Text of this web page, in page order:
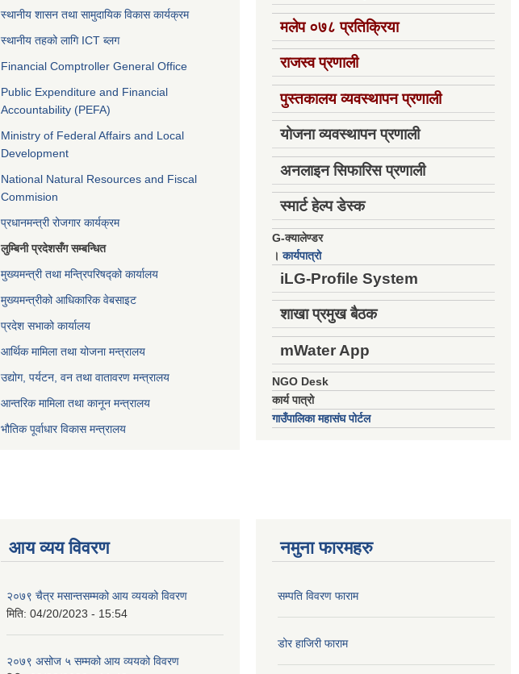
स्थानीय शासन तथा सामुदायिक विकास कार्यक्रम
स्थानीय तहको लागि ICT ब्लग
Financial Comptroller General Office
Public Expenditure and Financial
Accountability (PEFA)
Ministry of Federal Affairs and Local
Development
National Natural Resources and Fiscal
Commision
प्रधानमन्त्री रोजगार कार्यक्रम
लुम्बिनी प्रदेशसँग सम्बन्धित
मुख्यमन्त्री तथा मन्त्रिपरिषद्को कार्यालय
मुख्यमन्त्रीको आधिकारिक वेबसाइट
प्रदेश सभाको कार्यालय
आर्थिक मामिला तथा योजना मन्त्रालय
उद्योग, पर्यटन, वन तथा वातावरण मन्त्रालय
आन्तरिक मामिला तथा कानून मन्त्रालय
भौतिक पूर्वाधार विकास मन्त्रालय
मलेप ०७८ प्रतिक्रिया
राजस्व प्रणाली
पुस्तकालय व्यवस्थापन प्रणाली
योजना व्यवस्थापन प्रणाली
अनलाइन सिफारिस प्रणाली
स्मार्ट हेल्प डेस्क
G-क्यालेण्डर
।कार्यपात्रो
iLG-Profile System
शाखा प्रमुख बैठक
mWater App
NGO Desk
कार्य पात्रो
गाउँपालिका महासंघ पोर्टल
आय व्यय विवरण
२०७९ चैत्र मसान्तसम्मको आय व्ययको विवरण
मिति: 04/20/2023 - 15:54
२०७९ असोज ५ सम्मको आय व्ययको विवरण
नमुना फारमहरु
सम्पति विवरण फाराम
डोर हाजिरी फाराम